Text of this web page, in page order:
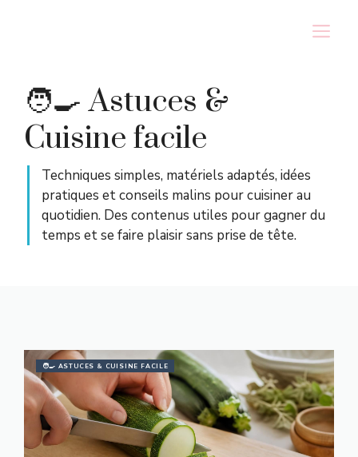
🧑‍🍳 Astuces &
Cuisine facile
Techniques simples, matériels adaptés, idées
pratiques et conseils malins pour cuisiner au
quotidien. Des contenus utiles pour gagner du
temps et se faire plaisir sans prise de tête.
🧑‍🍳 ASTUCES & CUISINE FACILE